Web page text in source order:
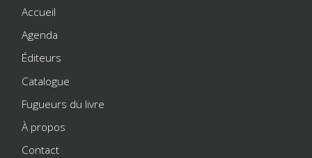
Accueil
Agenda
Éditeurs
Catalogue
Fugueurs du livre
À propos
Contact